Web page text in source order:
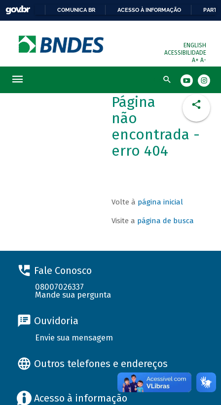
COMUNICA BR ACESSO À INFORMAÇÃO
ENGLISH
ACESSIBILIDADE
A+ A-
Busca
Página
não
encontrada -
erro 404
Volte à página inicial
Visite a página de busca
Fale Conosco
08007026337
Mande sua pergunta
Ouvidoria
Envie sua mensagem
Outros telefones e endereços
Acesso à informação